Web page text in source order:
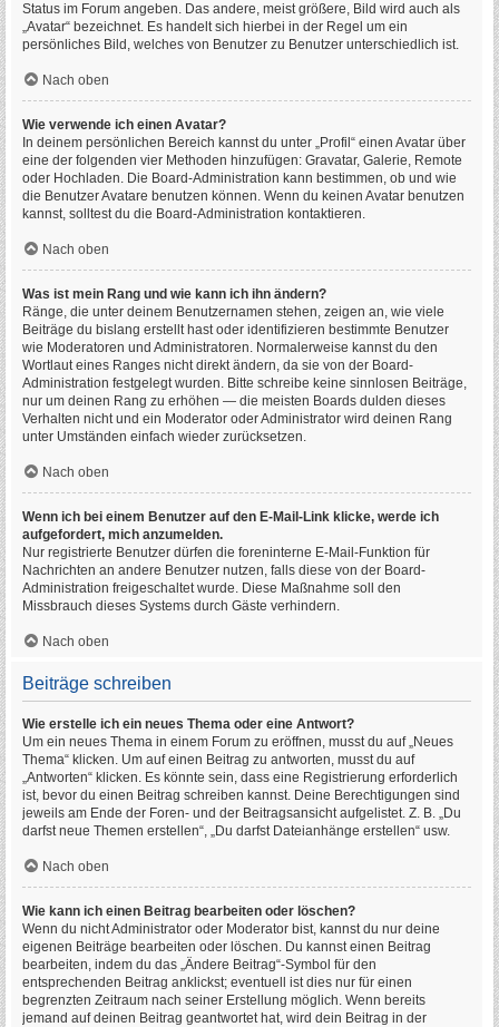
Status im Forum angeben. Das andere, meist größere, Bild wird auch als
„Avatar“ bezeichnet. Es handelt sich hierbei in der Regel um ein
persönliches Bild, welches von Benutzer zu Benutzer unterschiedlich ist.
Nach oben
Wie verwende ich einen Avatar?
In deinem persönlichen Bereich kannst du unter „Profil“ einen Avatar über
eine der folgenden vier Methoden hinzufügen: Gravatar, Galerie, Remote
oder Hochladen. Die Board-Administration kann bestimmen, ob und wie
die Benutzer Avatare benutzen können. Wenn du keinen Avatar benutzen
kannst, solltest du die Board-Administration kontaktieren.
Nach oben
Was ist mein Rang und wie kann ich ihn ändern?
Ränge, die unter deinem Benutzernamen stehen, zeigen an, wie viele
Beiträge du bislang erstellt hast oder identifizieren bestimmte Benutzer
wie Moderatoren und Administratoren. Normalerweise kannst du den
Wortlaut eines Ranges nicht direkt ändern, da sie von der Board-
Administration festgelegt wurden. Bitte schreibe keine sinnlosen Beiträge,
nur um deinen Rang zu erhöhen — die meisten Boards dulden dieses
Verhalten nicht und ein Moderator oder Administrator wird deinen Rang
unter Umständen einfach wieder zurücksetzen.
Nach oben
Wenn ich bei einem Benutzer auf den E-Mail-Link klicke, werde ich
aufgefordert, mich anzumelden.
Nur registrierte Benutzer dürfen die foreninterne E-Mail-Funktion für
Nachrichten an andere Benutzer nutzen, falls diese von der Board-
Administration freigeschaltet wurde. Diese Maßnahme soll den
Missbrauch dieses Systems durch Gäste verhindern.
Nach oben
Beiträge schreiben
Wie erstelle ich ein neues Thema oder eine Antwort?
Um ein neues Thema in einem Forum zu eröffnen, musst du auf „Neues
Thema“ klicken. Um auf einen Beitrag zu antworten, musst du auf
„Antworten“ klicken. Es könnte sein, dass eine Registrierung erforderlich
ist, bevor du einen Beitrag schreiben kannst. Deine Berechtigungen sind
jeweils am Ende der Foren- und der Beitragsansicht aufgelistet. Z. B. „Du
darfst neue Themen erstellen“, „Du darfst Dateianhänge erstellen“ usw.
Nach oben
Wie kann ich einen Beitrag bearbeiten oder löschen?
Wenn du nicht Administrator oder Moderator bist, kannst du nur deine
eigenen Beiträge bearbeiten oder löschen. Du kannst einen Beitrag
bearbeiten, indem du das „Ändere Beitrag“-Symbol für den
entsprechenden Beitrag anklickst; eventuell ist dies nur für einen
begrenzten Zeitraum nach seiner Erstellung möglich. Wenn bereits
jemand auf deinen Beitrag geantwortet hat, wird dein Beitrag in der